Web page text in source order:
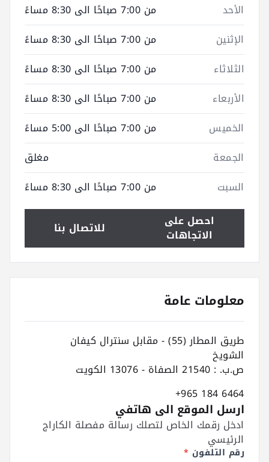
الأحد
من 7:00 صباحًا الى 8:30 مساءً
الإثنين
من 7:00 صباحًا الى 8:30 مساءً
الثلاثاء
من 7:00 صباحًا الى 8:30 مساءً
الأربعاء
من 7:00 صباحًا الى 8:30 مساءً
الخميس
من 7:00 صباحًا الى 5:00 مساءً
الجمعة
مغلق
السبت
من 7:00 صباحًا الى 8:30 مساءً
احصل على
الاتجاهات للاتصال بنا
معلومات عامة
طريق المطار (55) - مقابل سنترال كيفان
الشويخ
ص.ب. : 21540 الصفاة - 13076 الكويت
+965 184 6464
ارسل الموقع الى هاتفي
ادخل رقمك الخاص لتصلك رسالة مفصلة الكاراج
الرئيسي
رقم التلفون *